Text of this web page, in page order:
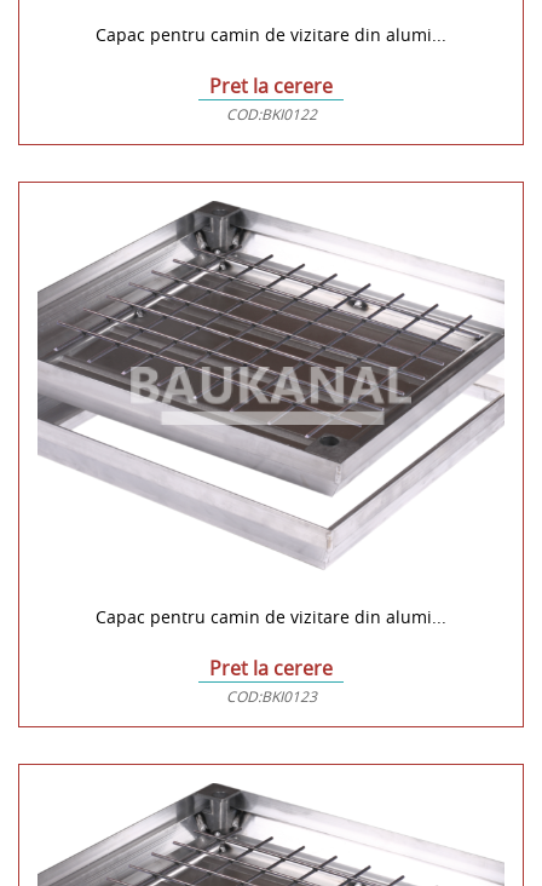
Capac pentru camin de vizitare din alumi...
Pret la cerere
COD:BKI0122
Capac pentru camin de vizitare din alumi...
Pret la cerere
COD:BKI0123